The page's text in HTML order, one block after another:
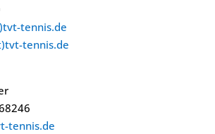
tennis.de
tennis.de
tennis.de